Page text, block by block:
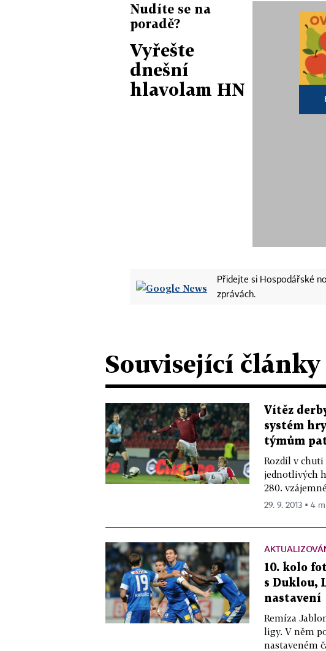
Nudíte se na
poradě?
Vyřešte
dnešní
hlavolam HN
Přidejte si Hospodářské
zprávách.
Související články
Vítěz
systém
týmům
Rozdíl v
jednotlivých
280.
29. 9. 2013 ▪ 4
10. kolo
s Duklou,
nastavení
Remíza
ligy. V něm
nastaveném